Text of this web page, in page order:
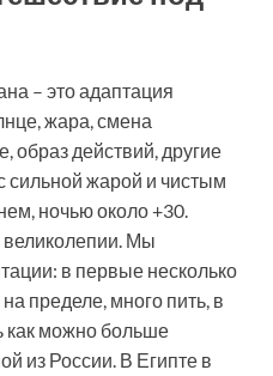
– это адаптация
жара, смена
образ действий, другие
сильной жарой и чистым
ночью около +30.
Мы
в первые несколько
пределе, много пить, в
как можно больше
из России. В Египте в